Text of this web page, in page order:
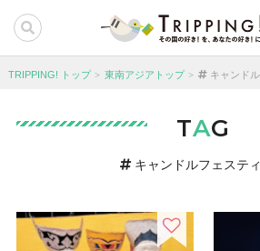
TRIPPING! トップ 東南アジアトップ キャンド
TAG
キャンドルフェステ